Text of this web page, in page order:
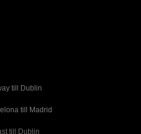
till Dublin
till Madrid
till Dublin